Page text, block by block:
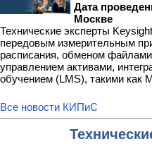
Дата
Москве
Технические эксперты
передовым измерительным
расписания, обменом
управлением активами,
обучением (LMS), такими как
Все новости КИПиС